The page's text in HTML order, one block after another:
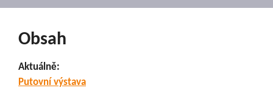
Obsah
Aktuálně:
Putovní výstava